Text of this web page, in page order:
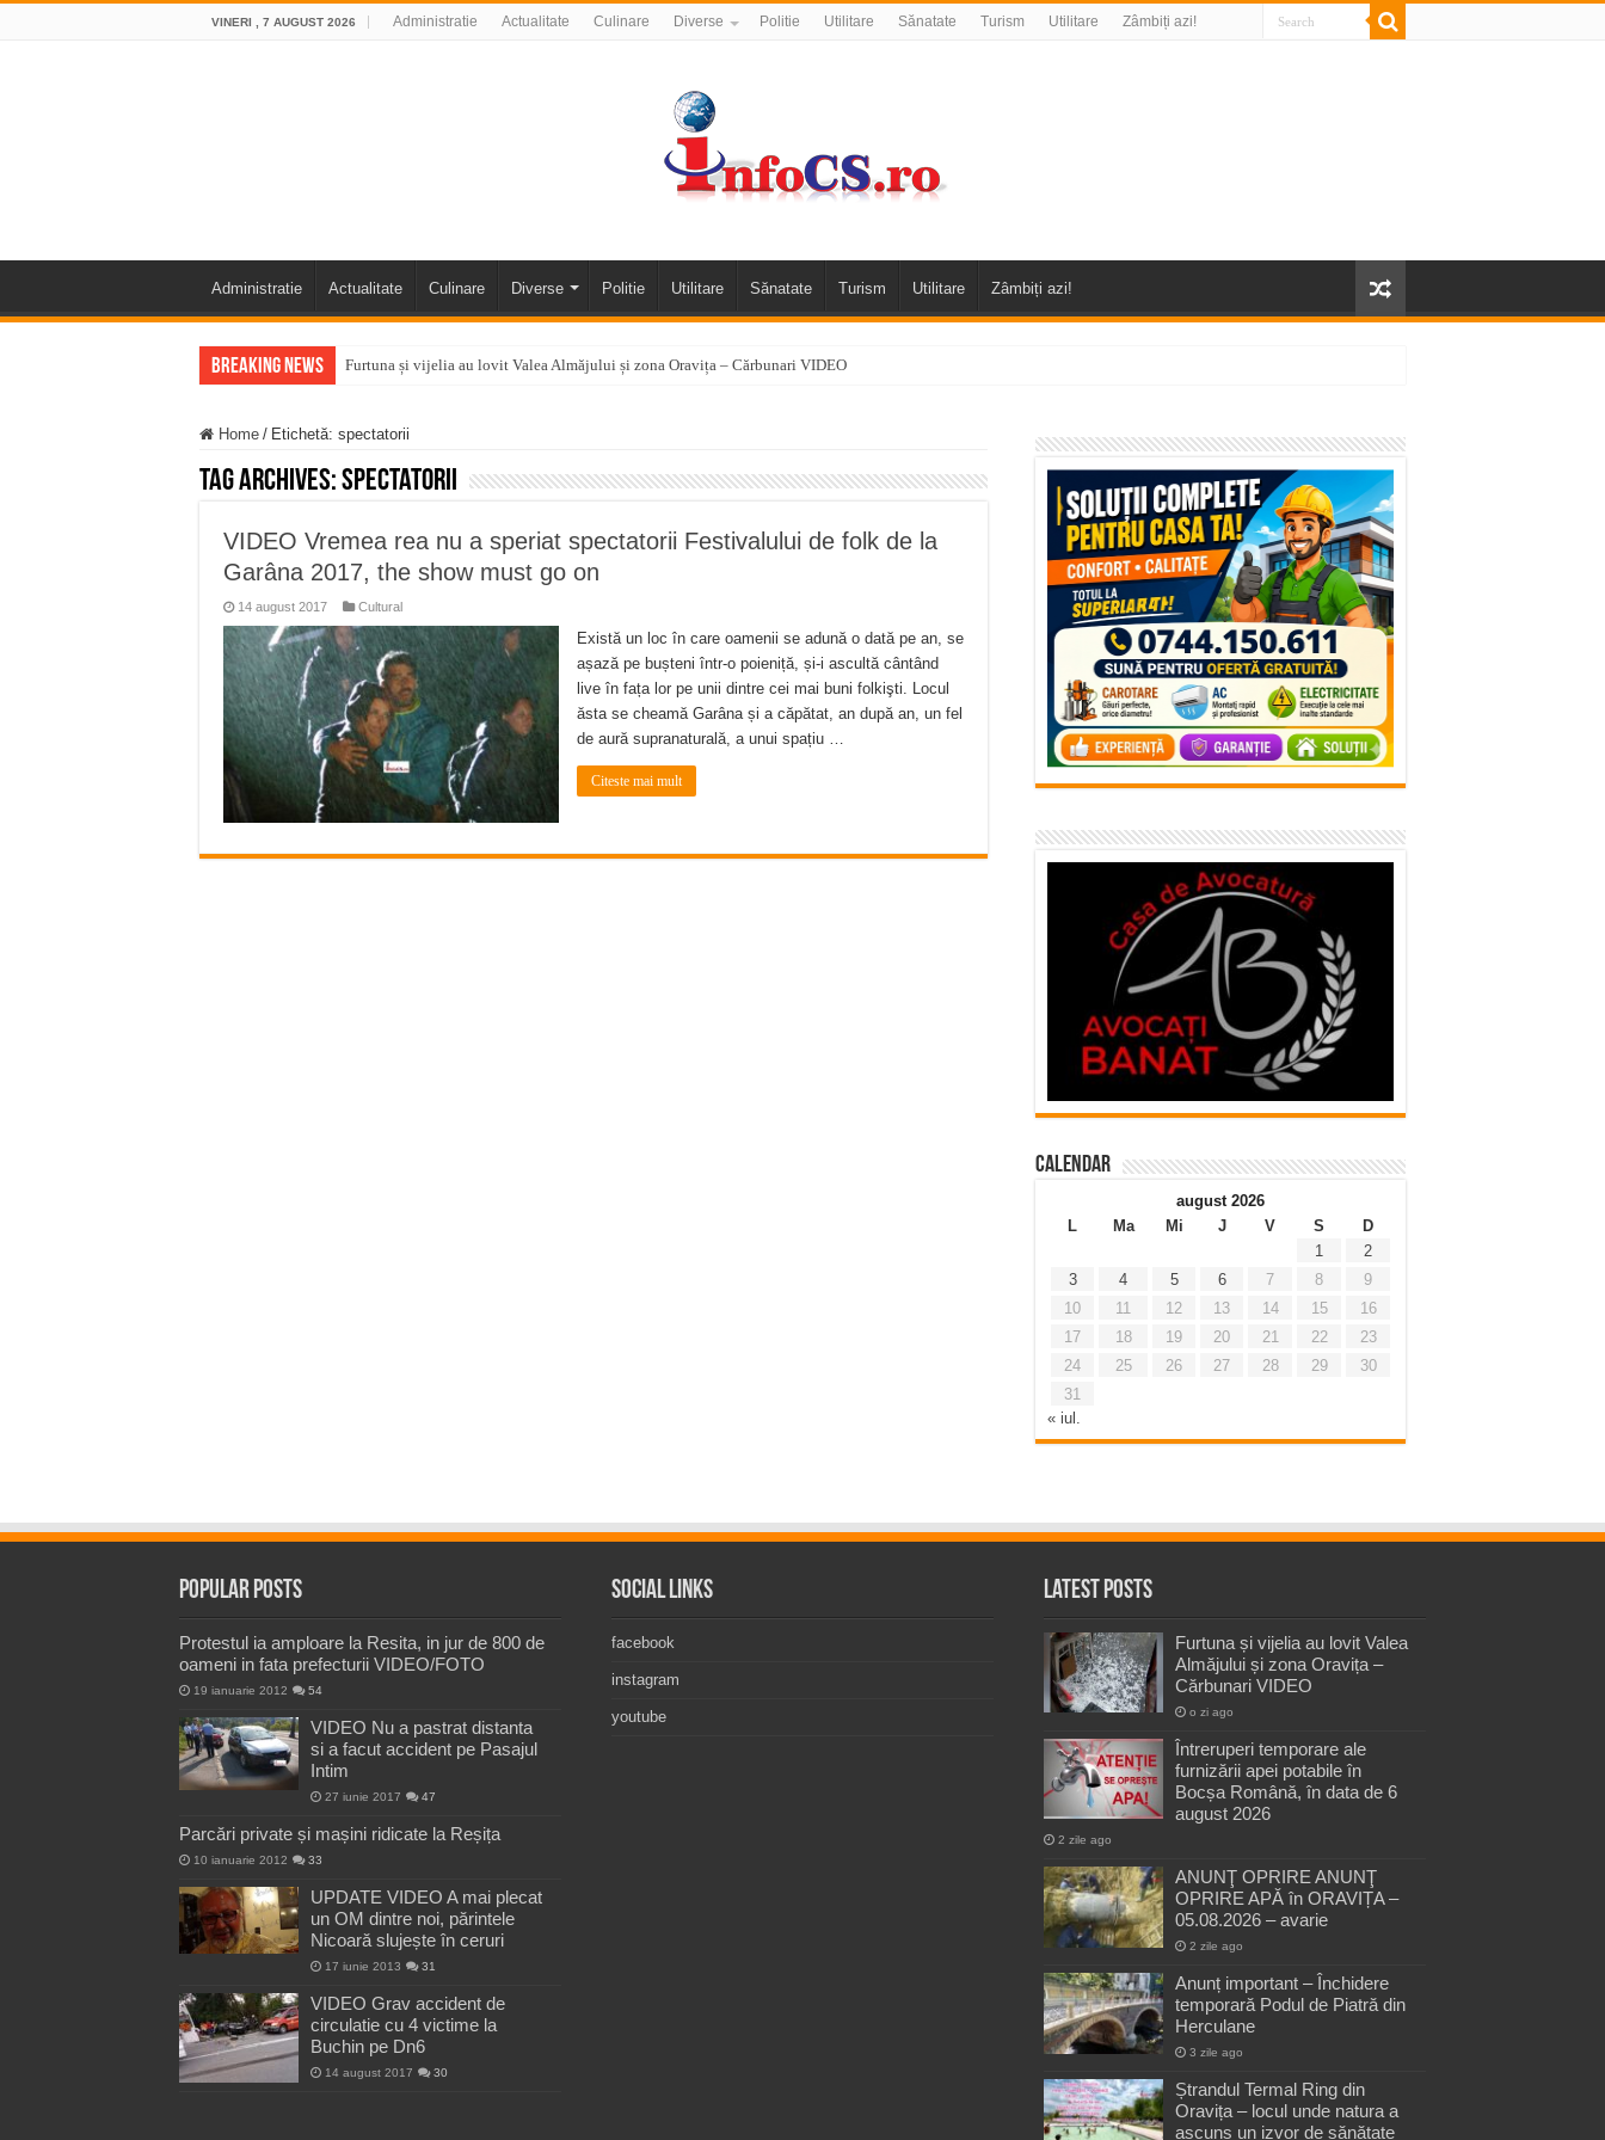
VINERI , 7 AUGUST 2026 Administratie Actualitate Culinare Diverse Politie Utilitare Sănatate Turism Utilitare Zâmbiți azi!
Administratie Actualitate Culinare Diverse Politie Utilitare Sănatate Turism Utilitare Zâmbiți azi!
Breaking News Furtuna și vijelia au lovit Valea Almăjului și zona Oravița – Cărbunari VIDEO
ANUNŢ OPRIRE ANUNŢ OPRIRE APĂ în ORAVIȚA – 05.08.2026 – avarie
Anunț important – Închidere temporară Podul de Piatră din Herculane
Miresme de lavandă, mentă și flori de vară și râsete de copii la Carașova VIDEO
ANUNŢ OPRIRE APĂ în CARANSEBEȘ – 04.08.2026 – avarie – Calea Severinului
ANUNŢ OPRIRE APĂ în CARANSEBEȘ avarie
ANUNȚ OPRIRE APĂ în Reșița, cartier Țerova – avarie – 04.08.2026
Home / Etichetă: spectatorii
Tag Archives:spectatorii
VIDEO Vremea rea nu a speriat spectatorii Festivalului de folk de la
Garâna 2017, the show must go on
14 august 2017 Cultural
Există un loc în care oamenii se adună o dată pe an, se
așază pe bușteni într-o poieniță, și-i ascultă cântând
live în fața lor pe unii dintre cei mai buni folkişti. Locul
ăsta se cheamă Garâna și a căpătat, an după an, un fel
de aură supranaturală, a unui spațiu …
Citeste mai mult
Calendar
august 2026
L
Ma Mi J V S
D
1
2
3
4 5 6 7 8
9
10
11 12 13 14 15
16
17
18 19 20 21 22
23
24
25 26 27 28 29
30
31
« iul.
Popular Posts
Protestul ia amploare la Resita, in jur de 800 de
oameni in fata prefecturii VIDEO/FOTO
19 ianuarie 2012 54
VIDEO Nu a pastrat distanta
si a facut accident pe Pasajul
Intim
27 iunie 2017 47
Parcări private și mașini ridicate la Reșița
10 ianuarie 2012 33
UPDATE VIDEO A mai plecat
un OM dintre noi, părintele
Nicoară slujește în ceruri
17 iunie 2013 31
VIDEO Grav accident de
circulatie cu 4 victime la
Buchin pe Dn6
14 august 2017 30
Social Links
facebook
instagram
youtube
Latest Posts
Furtuna și vijelia au lovit Valea
Almăjului și zona Oravița –
Cărbunari VIDEO
o zi ago
Întreruperi temporare ale
furnizării apei potabile în
Bocșa Română, în data de 6
august 2026
2 zile ago
ANUNŢ OPRIRE ANUNŢ
OPRIRE APĂ în ORAVIȚA –
05.08.2026 – avarie
2 zile ago
Anunț important – Închidere
temporară Podul de Piatră din
Herculane
3 zile ago
Ștrandul Termal Ring din
Oravița – locul unde natura a
ascuns un izvor de sănătate